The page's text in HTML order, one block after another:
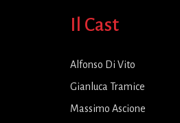
Il Cast
Alfonso Di Vito
Gianluca Tramice
Massimo Ascione